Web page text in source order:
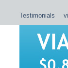
Testimonials